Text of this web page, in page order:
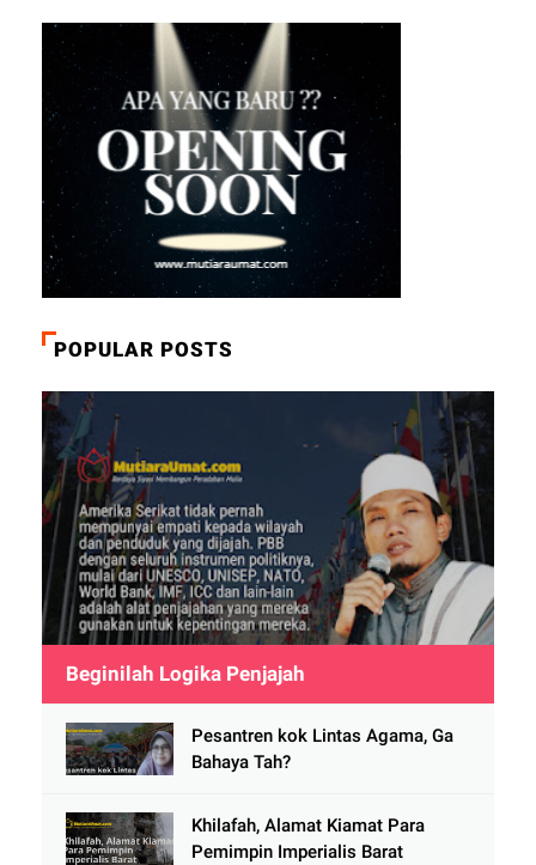
POPULAR POSTS
Beginilah Logika Penjajah
Pesantren kok Lintas Agama, Ga
Bahaya Tah?
Khilafah, Alamat Kiamat Para
Pemimpin Imperialis Barat